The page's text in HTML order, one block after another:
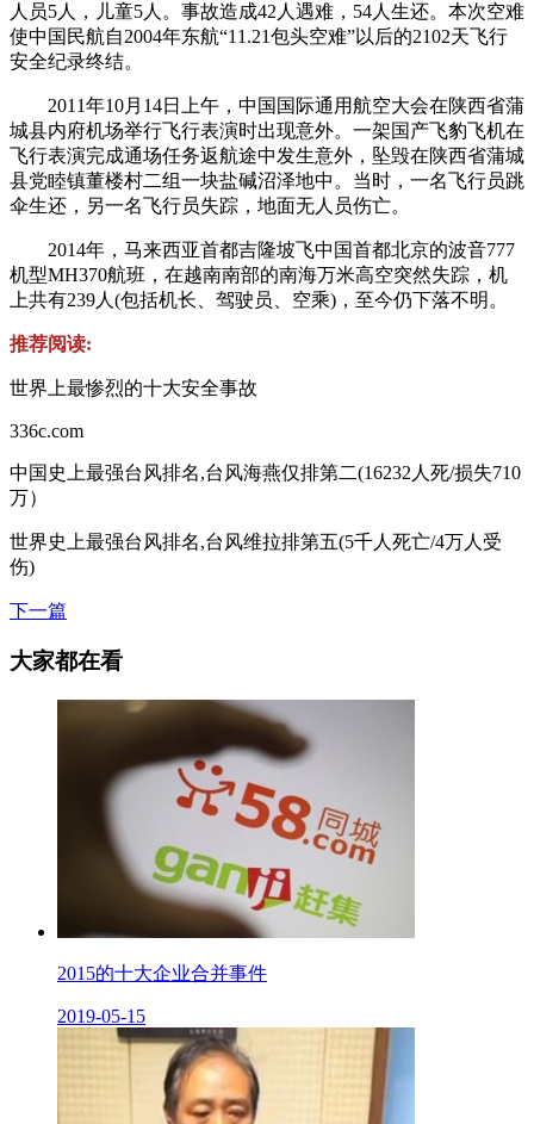
人员5人，儿童5人。事故造成42人遇难，54人生还。本次空难
使中国民航自2004年东航“11.21包头空难”以后的2102天飞行
安全纪录终结。
2011年10月14日上午，中国国际通用航空大会在陕西省蒲
城县内府机场举行飞行表演时出现意外。一架国产飞豹飞机在
飞行表演完成通场任务返航途中发生意外，坠毁在陕西省蒲城
县党睦镇董楼村二组一块盐碱沼泽地中。当时，一名飞行员跳
伞生还，另一名飞行员失踪，地面无人员伤亡。
2014年，马来西亚首都吉隆坡飞中国首都北京的波音777
机型MH370航班，在越南南部的南海万米高空突然失踪，机
上共有239人(包括机长、驾驶员、空乘)，至今仍下落不明。
推荐阅读:
世界上最惨烈的十大安全事故
336c.com
中国史上最强台风排名,台风海燕仅排第二(16232人死/损失710
万）
世界史上最强台风排名,台风维拉排第五(5千人死亡/4万人受
伤)
下一篇
大家都在看
2015的十大企业合并事件
2019-05-15